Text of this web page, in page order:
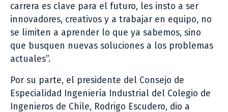
carrera es clave para el futuro, les insto a ser
innovadores, creativos y a trabajar en equipo, no
se limiten a aprender lo que ya sabemos, sino
que busquen nuevas soluciones a los problemas
actuales”.
Por su parte, el presidente del Consejo de
Especialidad Ingeniería Industrial del Colegio de
Ingenieros de Chile, Rodrigo Escudero, dio a